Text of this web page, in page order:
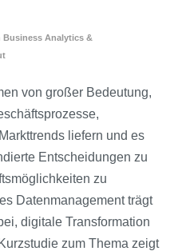
Business Analytics &
von großer Bedeutung,
liefern und es
Entscheidungen zu
zu
Datenmanagement trägt
digitale Transformation
zum Thema zeigt